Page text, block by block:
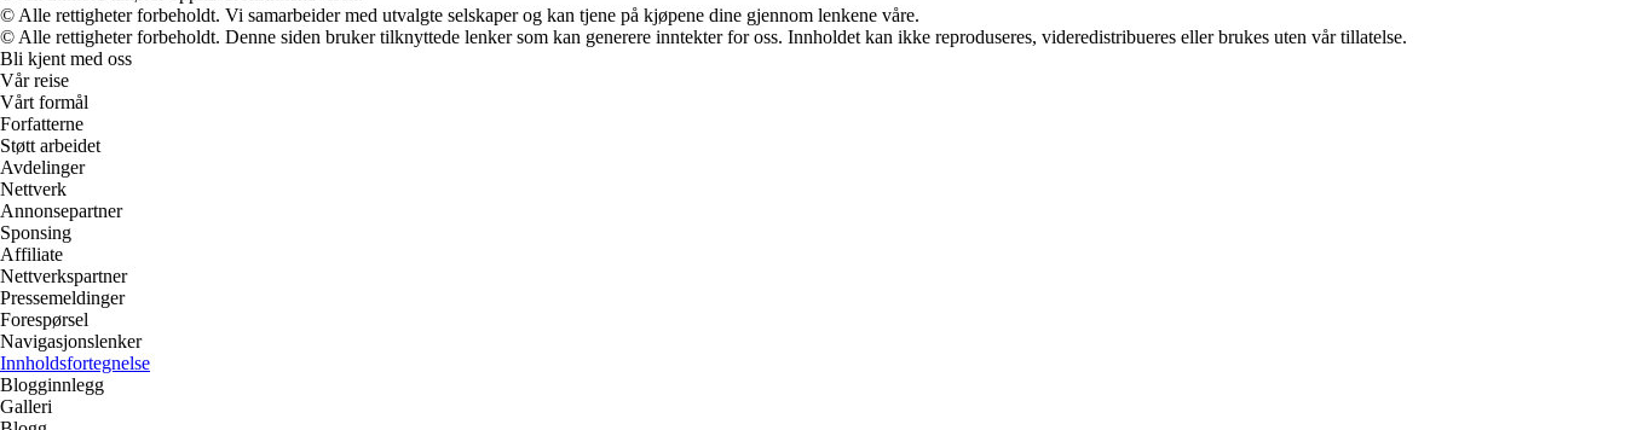
© Alle rettigheter forbeholdt. Vi samarbeider med utvalgte selskaper og kan tjene på kjøpene dine gjennom lenkene våre.
© Alle rettigheter forbeholdt. Denne siden bruker tilknyttede lenker som kan generere inntekter for oss. Innholdet kan ikke reproduseres, videredistribueres eller brukes uten vår tillatelse.
Bli kjent med oss
Vår reise
Vårt formål
Forfatterne
Støtt arbeidet
Avdelinger
Nettverk
Annonsepartner
Sponsing
Affiliate
Nettverkspartner
Pressemeldinger
Forespørsel
Navigasjonslenker
Innholdsfortegnelse
Blogginnlegg
Galleri